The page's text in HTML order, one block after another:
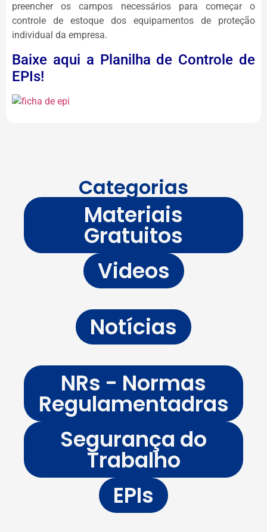
preencher os campos necessários para começar o
controle de estoque dos equipamentos de proteção
individual da empresa.
Baixe aqui a Planilha de Controle de
EPIs!
Categorias
Materiais
Gratuitos
Videos
Notícias
NRs - Normas
Regulamentadras
Segurança do
Trabalho
EPIs